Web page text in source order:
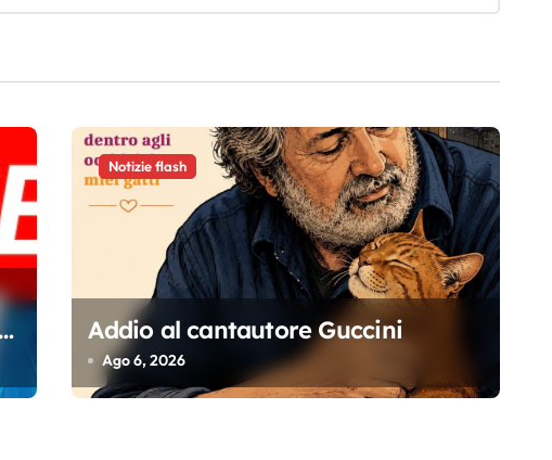
Notizie flash
Addio al cantautore Guccini
Ago 6, 2026